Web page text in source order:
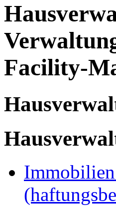
Facility-